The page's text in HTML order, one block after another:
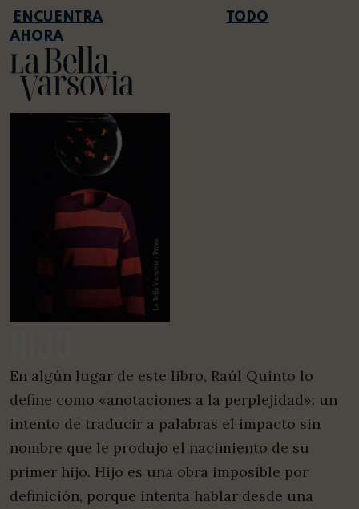
TODO
AHORA
En algún lugar de este libro, Raúl Quinto lo
define como «anotaciones a la perplejidad»: un
intento de traducir a palabras el impacto sin
nombre que le produjo el nacimiento de su
primer hijo. Hijo es una obra imposible por
definición, porque intenta hablar desde una